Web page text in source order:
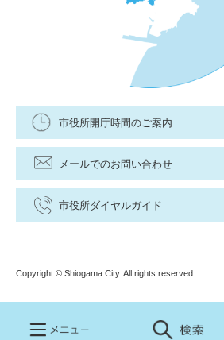
市役所開庁時間のご案内
メールでのお問い合わせ
市役所ダイヤルガイド
Copyright © Shiogama City. All rights reserved.